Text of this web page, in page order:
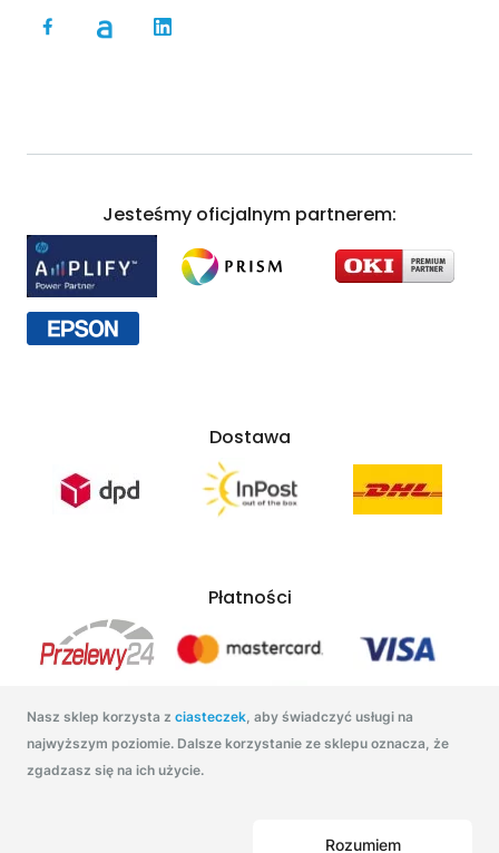
Nasz sklep korzysta z ciasteczek, aby świadczyć usługi na
najwyższym poziomie. Dalsze korzystanie ze sklepu oznacza, że
zgadzasz się na ich użycie.
Rozumiem
Jesteśmy oficjalnym partnerem:
Dostawa
Płatności